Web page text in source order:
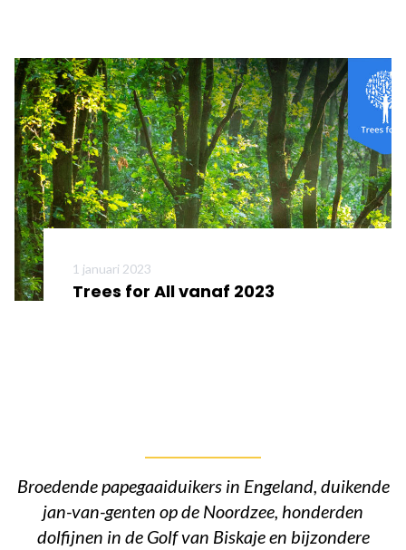
1 januari 2023
Trees for All vanaf 2023
Broedende papegaaiduikers in Engeland, duikende
jan-van-genten op de Noordzee, honderden
dolfijnen in de Golf van Biskaje en bijzondere